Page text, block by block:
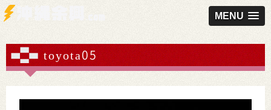
MENU
toyota05